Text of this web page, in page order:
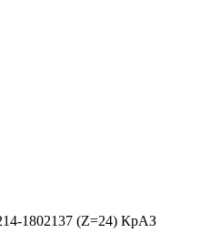
1802137 (Z=24) КрАЗ